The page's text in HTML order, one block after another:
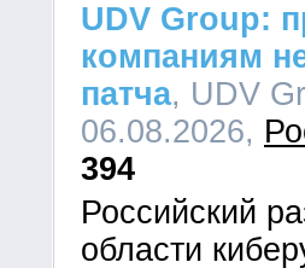
UDV Group:
компаниям
патча, UDV
06.08.2026,
394
Российский
области